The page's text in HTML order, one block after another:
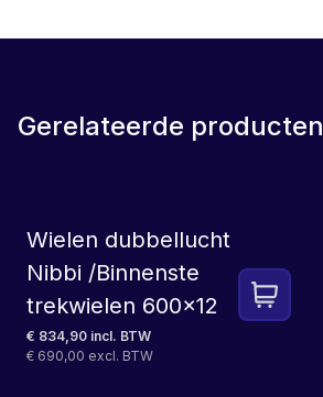
Gerelateerde producten
Wielen dubbellucht
Nibbi /Binnenste
trekwielen 600x12
€ 834,90 incl. BTW
€ 690,00 excl. BTW